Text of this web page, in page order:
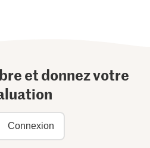
et donnez votre
Connexion